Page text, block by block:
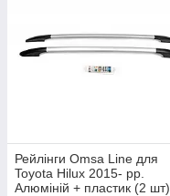
Рейлінги Omsa Line для
Toyota Hilux 2015- рр.
Алюміній + пластик (2 шт)